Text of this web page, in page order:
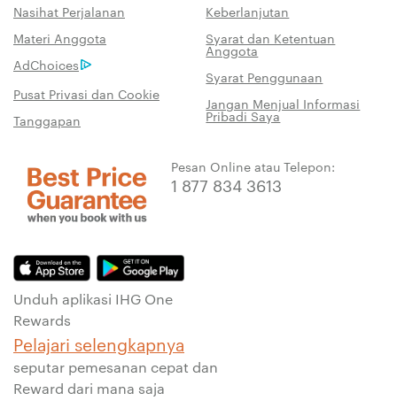
Nasihat Perjalanan
Keberlanjutan
Materi Anggota
Syarat dan Ketentuan
Anggota
AdChoices
Syarat Penggunaan
Pusat Privasi dan Cookie
Jangan Menjual Informasi
Pribadi Saya
Tanggapan
Pesan Online atau Telepon:
1 877 834 3613
Unduh aplikasi IHG One
Rewards
Pelajari selengkapnya
seputar pemesanan cepat dan
Reward dari mana saja